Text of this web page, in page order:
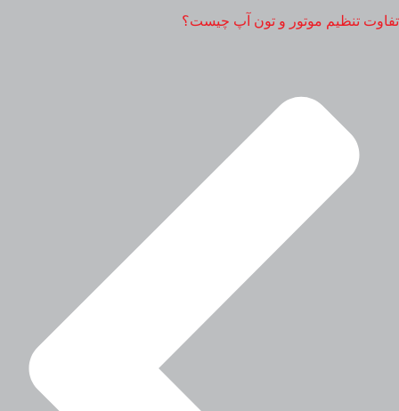
تفاوت تنظیم موتور و تون آپ چیست؟